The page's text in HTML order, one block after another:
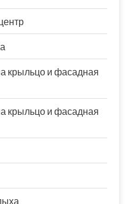
крыльцо и фасадная
крыльцо и фасадная